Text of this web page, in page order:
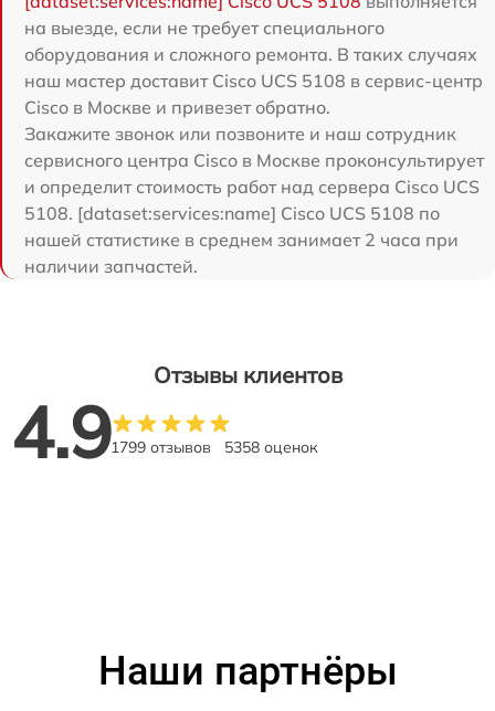
на выезде, если не требует специального
оборудования и сложного ремонта. В таких случаях
наш мастер доставит Cisco UCS 5108 в сервис-центр
Cisco в Москве и привезет обратно.
Закажите звонок или позвоните и наш сотрудник
сервисного центра Cisco в Москве проконсультирует
и определит стоимость работ над сервера Cisco UCS
5108. [dataset:services:name] Cisco UCS 5108 по
нашей статистике в среднем занимает 2 часа при
наличии запчастей.
Отзывы клиентов
4.91799 отзывов 5358 оценок
Наши партнёры